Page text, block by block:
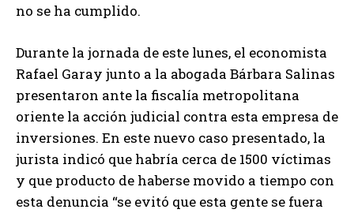
no se ha cumplido.
Durante la jornada de este lunes, el economista
Rafael Garay junto a la abogada Bárbara Salinas
presentaron ante la fiscalía metropolitana
oriente la acción judicial contra esta empresa de
inversiones. En este nuevo caso presentado, la
jurista indicó que habría cerca de 1500 víctimas
y que producto de haberse movido a tiempo con
esta denuncia “se evitó que esta gente se fuera